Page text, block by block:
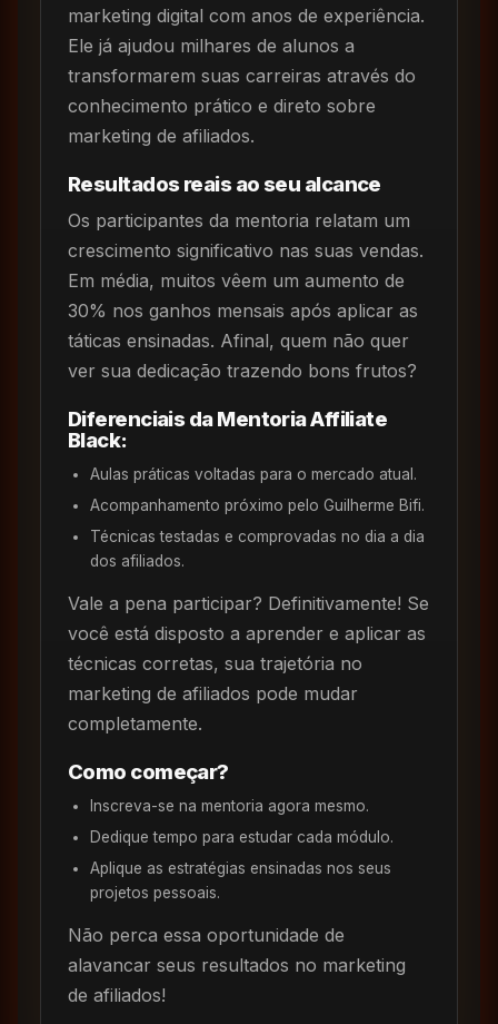
marketing digital com anos de experiência.
Ele já ajudou milhares de alunos a
transformarem suas carreiras através do
conhecimento prático e direto sobre
marketing de afiliados.
Resultados reais ao seu alcance
Os participantes da mentoria relatam um
crescimento significativo nas suas vendas.
Em média, muitos vêem um aumento de
30% nos ganhos mensais após aplicar as
táticas ensinadas. Afinal, quem não quer
ver sua dedicação trazendo bons frutos?
Diferenciais da Mentoria Affiliate
Black:
Aulas práticas voltadas para o mercado atual.
Acompanhamento próximo pelo Guilherme Bifi.
Técnicas testadas e comprovadas no dia a dia
dos afiliados.
Vale a pena participar? Definitivamente! Se
você está disposto a aprender e aplicar as
técnicas corretas, sua trajetória no
marketing de afiliados pode mudar
completamente.
Como começar?
Inscreva-se na mentoria agora mesmo.
Dedique tempo para estudar cada módulo.
Aplique as estratégias ensinadas nos seus
projetos pessoais.
Não perca essa oportunidade de
alavancar seus resultados no marketing
de afiliados!